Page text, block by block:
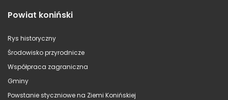
Powiat koniński
Rys historyczny
Środowisko przyrodnicze
Współpraca zagraniczna
Gminy
Powstanie styczniowe na Ziemi Konińskiej